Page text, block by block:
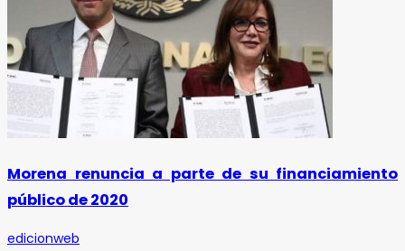
Morena renuncia a parte de su financiamiento
público de 2020
edicionweb